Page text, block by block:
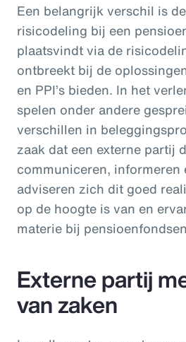
Een belangrijk verschil is
risicodeling bij een
plaatsvindt via de
ontbreekt bij de
en PPI’s bieden. In het
spelen onder andere
verschillen in
zaak dat een externe partij
communiceren, informeren
adviseren zich dit goed
op de hoogte is van en
materie bij
Externe partij
van zaken